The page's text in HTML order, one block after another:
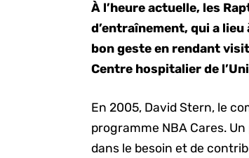
À l’heure actuelle, les
d’entraînement, qui a
bon geste en rendant
Centre hospitalier de
En 2005, David Stern, le
programme NBA Cares.
dans le besoin et de